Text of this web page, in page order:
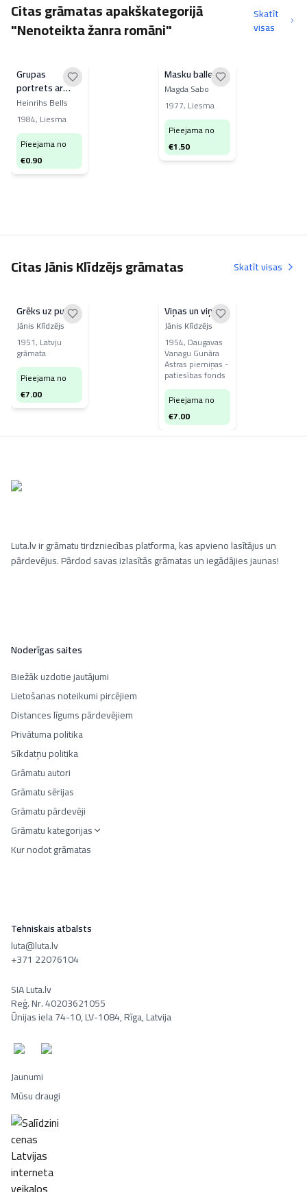
Citas grāmatas apakškategorijā
"Nenoteikta žanra romāni"
Skatīt
visas
Grupas
portrets ar
dāmu
Heinrihs Bells
1984, Liesma
Pieejama no
€0.90
Masku balle
Magda Sabo
1977, Liesma
Pieejama no
€1.50
Citas Jānis Klīdzējs grāmatas Skatīt visas
Grēks uz pusēm
Jānis Klīdzējs
1951, Latvju
grāmata
Pieejama no
€7.00
Viņas un viņi
Jānis Klīdzējs
1954, Daugavas
Vanagu Gunāra
Astras piemiņas -
patiesības fonds
Pieejama no
€7.00
Luta.lv ir grāmatu tirdzniecības platforma, kas apvieno lasītājus un
pārdevējus. Pārdod savas izlasītās grāmatas un iegādājies jaunas!
Noderīgas saites
Biežāk uzdotie jautājumi
Lietošanas noteikumi pircējiem
Distances līgums pārdevējiem
Privātuma politika
Sīkdatņu politika
Grāmatu autori
Grāmatu sērijas
Grāmatu pārdevēji
Grāmatu kategorijas
Kur nodot grāmatas
Tehniskais atbalsts
luta@luta.lv
+371 22076104
SIA Luta.lv
Reģ. Nr. 40203621055
Ūnijas iela 74-10, LV-1084, Rīga, Latvija
Jaunumi
Mūsu draugi